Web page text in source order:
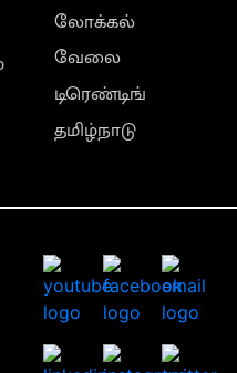
லோக்கல்
வேலை
டிரெண்டிங்
தமிழ்நாடு